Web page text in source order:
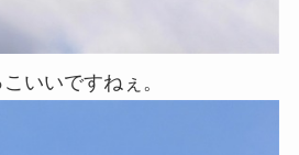
いいですねぇ。